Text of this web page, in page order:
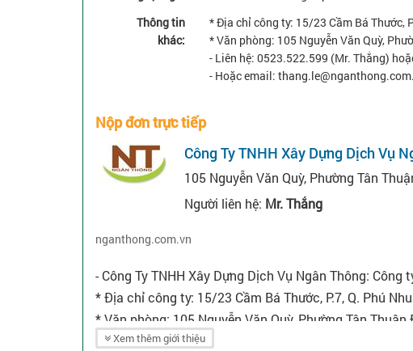
Thông tin
khác:
* Địa chỉ công ty: 15/23 Cầm Bá Thước,
* Văn phòng: 105 Nguyễn Văn Quỳ,
- Liên hệ: 0523.522.599 (Mr. Thắng)
- Hoặc email:
Nộp đơn trực tiếp
Công Ty TNHH Xây Dựng Dịch Vụ
105 Nguyễn Văn Quỳ, Phường Tân
Người liên hệ: Mr. Thắng
nganthong.com.vn
- Công Ty TNHH Xây Dựng Dịch Vụ Ngân Thông:
* Địa chỉ công ty: 15/23 Cầm Bá Thước, P.7, Q. Phú
* Văn phòng: 105 Nguyễn Văn Quỳ, Phường Tân Thuận
- Liên hệ: 028.3636.7318 hoặc 0523.522.599.
Xem thêm giới thiệu